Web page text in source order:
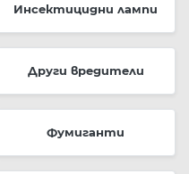
Инсектицидни лампи
Други вредители
Фумиганти